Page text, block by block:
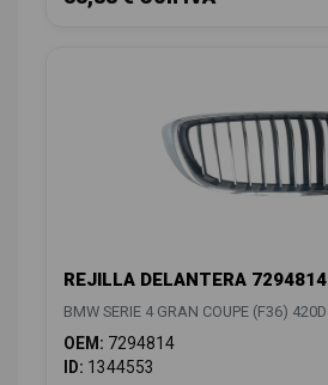
REJILLA DELANTERA 7294814
BMW SERIE 4 GRAN COUPE (F36) 420D
OEM: 7294814
ID: 1344553